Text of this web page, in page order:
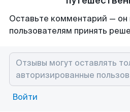
Оставьте комментарий —
пользователям принять
Войти